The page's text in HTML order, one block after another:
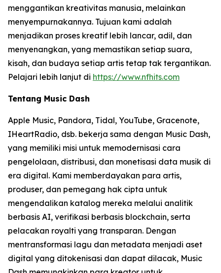
menggantikan kreativitas manusia, melainkan
menyempurnakannya. Tujuan kami adalah
menjadikan proses kreatif lebih lancar, adil, dan
menyenangkan, yang memastikan setiap suara,
kisah, dan budaya setiap artis tetap tak tergantikan.
Pelajari lebih lanjut di https://www.nfhits.com
Tentang Music Dash
Apple Music, Pandora, Tidal, YouTube, Gracenote,
IHeartRadio, dsb. bekerja sama dengan Music Dash,
yang memiliki misi untuk memodernisasi cara
pengelolaan, distribusi, dan monetisasi data musik di
era digital. Kami memberdayakan para artis,
produser, dan pemegang hak cipta untuk
mengendalikan katalog mereka melalui analitik
berbasis AI, verifikasi berbasis blockchain, serta
pelacakan royalti yang transparan. Dengan
mentransformasi lagu dan metadata menjadi aset
digital yang ditokenisasi dan dapat dilacak, Music